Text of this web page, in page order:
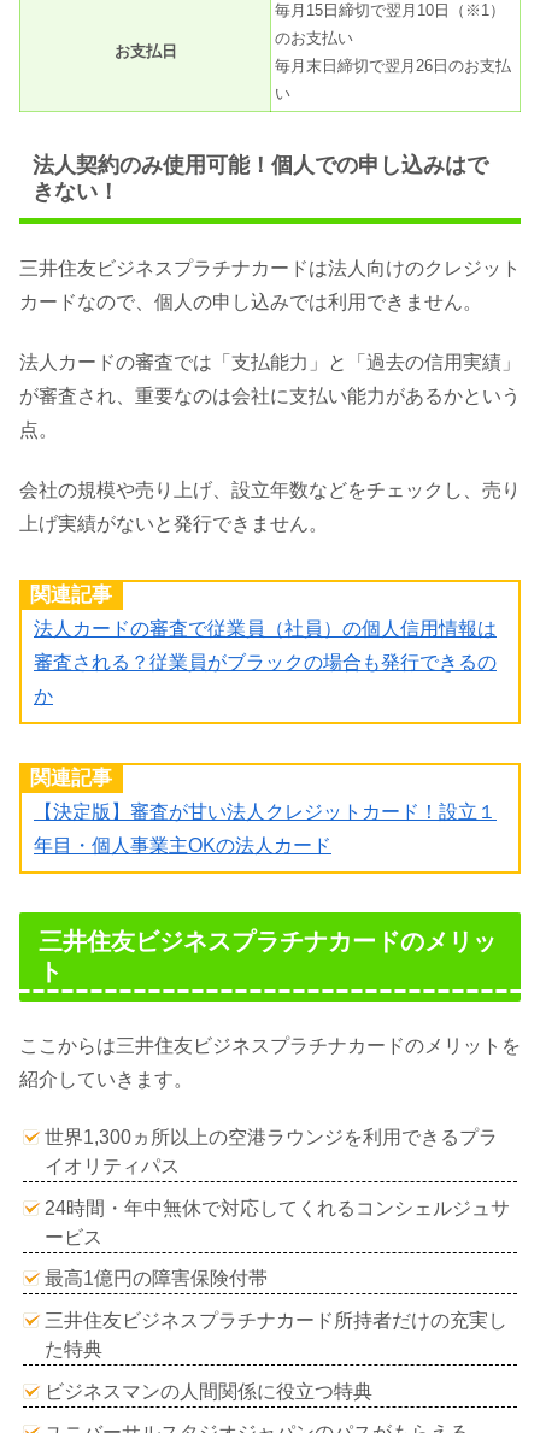
お支払日
毎月15日締切で翌月10日（※1）
のお支払い
毎月末日締切で翌月26日のお支払
い
法人契約のみ使用可能！個人での申し込みはで
きない！
三井住友ビジネスプラチナカードは法人向けのクレジット
カードなので、個人の申し込みでは利用できません。
法人カードの審査では「支払能力」と「過去の信用実績」
が審査され、重要なのは会社に支払い能力があるかという
点。
会社の規模や売り上げ、設立年数などをチェックし、売り
上げ実績がないと発行できません。
関連記事
法人カードの審査で従業員（社員）の個人信用情報は
審査される？従業員がブラックの場合も発行できるの
か
関連記事
【決定版】審査が甘い法人クレジットカード！設立１
年目・個人事業主OKの法人カード
三井住友ビジネスプラチナカードのメリッ
ト
ここからは三井住友ビジネスプラチナカードのメリットを
紹介していきます。
世界1,300ヵ所以上の空港ラウンジを利用できるプラ
イオリティパス
24時間・年中無休で対応してくれるコンシェルジュサ
ービス
最高1億円の障害保険付帯
三井住友ビジネスプラチナカード所持者だけの充実し
た特典
ビジネスマンの人間関係に役立つ特典